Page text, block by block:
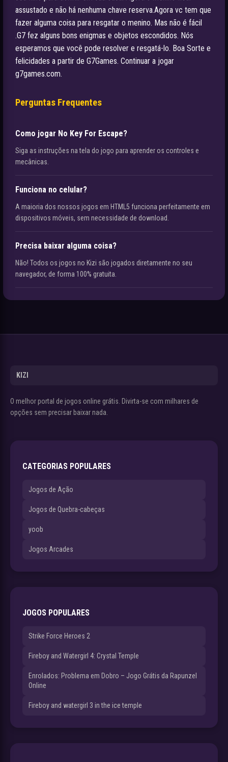
assustado e não há nenhuma chave reserva.Agora vc tem que
fazer alguma coisa para resgatar o menino. Mas não é fácil
.G7 fez alguns bons enigmas e objetos escondidos. Nós
esperamos que você pode resolver e resgatá-lo. Boa Sorte e
felicidades a partir de G7Games. Continuar a jogar
g7games.com.
Perguntas Frequentes
Como jogar No Key For Escape?
Siga as instruções na tela do jogo para aprender os controles e
mecânicas.
Funciona no celular?
A maioria dos nossos jogos em HTML5 funciona perfeitamente em
dispositivos móveis, sem necessidade de download.
Precisa baixar alguma coisa?
Não! Todos os jogos no Kizi são jogados diretamente no seu
navegador, de forma 100% gratuita.
KIZI
O melhor portal de jogos online grátis. Divirta-se com milhares de
opções sem precisar baixar nada.
CATEGORIAS POPULARES
Jogos de Ação
Jogos de Quebra-cabeças
yoob
Jogos Arcades
JOGOS POPULARES
Strike Force Heroes 2
Fireboy and Watergirl 4: Crystal Temple
Enrolados: Problema em Dobro – Jogo Grátis da Rapunzel
Online
Fireboy and watergirl 3 in the ice temple